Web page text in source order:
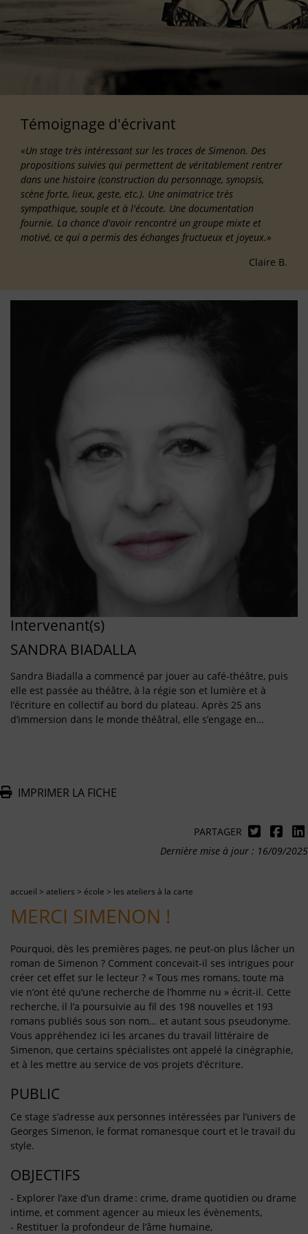
Témoignage d'écrivant
«Un stage très intéressant sur les traces de Simenon. Des
propositions suivies qui permettent de véritablement rentrer
dans une histoire (construction du personnage, synopsis,
scène forte, lieux, geste, etc.). Une animatrice très
sympathique, souple et à l'écoute. Une documentation
fournie. La chance d'avoir rencontré un groupe mixte et
motivé, ce qui a permis des échanges fructueux et joyeux.»
Claire B.
Intervenant(s)
SANDRA BIADALLA
Sandra Biadalla a commencé par jouer au café-théâtre, puis
elle est passée au théâtre, à la régie son et lumière et à
l’écriture en collectif au bord du plateau. Après 25 ans
d’immersion dans le monde théâtral, elle s’engage en…
IMPRIMER LA FICHE
PARTAGER
Dernière mise à jour : 16/09/2025
accueil > ateliers > école > les ateliers à la carte
MERCI SIMENON !
Pourquoi, dès les premières pages, ne peut-on plus lâcher un
roman de Simenon ? Comment concevait-il ses intrigues pour
créer cet effet sur le lecteur ? « Tous mes romans, toute ma
vie n’ont été qu’une recherche de l’homme nu » écrit-il. Cette
recherche, il l’a poursuivie au fil des 198 nouvelles et 193
romans publiés sous son nom… et autant sous pseudonyme.
Vous appréhendez ici les arcanes du travail littéraire de
Simenon, que certains spécialistes ont appelé la cinégraphie,
et à les mettre au service de vos projets d’écriture.
PUBLIC
Ce stage s’adresse aux personnes intéressées par l’univers de
Georges Simenon, le format romanesque court et le travail du
style.
OBJECTIFS
- Explorer l’axe d’un drame : crime, drame quotidien ou drame
intime, et comment agencer au mieux les évènements,
- Restituer la profondeur de l’âme humaine,